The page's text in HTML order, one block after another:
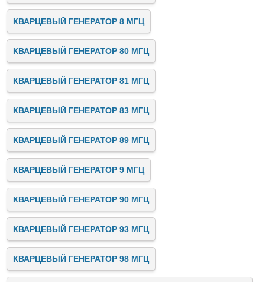
КВАРЦЕВЫЙ ГЕНЕРАТОР 8 МГЦ
КВАРЦЕВЫЙ ГЕНЕРАТОР 80 МГЦ
КВАРЦЕВЫЙ ГЕНЕРАТОР 81 МГЦ
КВАРЦЕВЫЙ ГЕНЕРАТОР 83 МГЦ
КВАРЦЕВЫЙ ГЕНЕРАТОР 89 МГЦ
КВАРЦЕВЫЙ ГЕНЕРАТОР 9 МГЦ
КВАРЦЕВЫЙ ГЕНЕРАТОР 90 МГЦ
КВАРЦЕВЫЙ ГЕНЕРАТОР 93 МГЦ
КВАРЦЕВЫЙ ГЕНЕРАТОР 98 МГЦ